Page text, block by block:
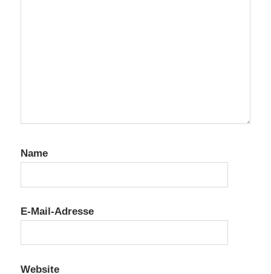
Name
E-Mail-Adresse
Website